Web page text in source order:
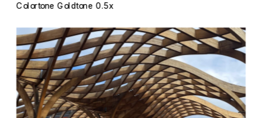
Colortone Goldtone 0.5x